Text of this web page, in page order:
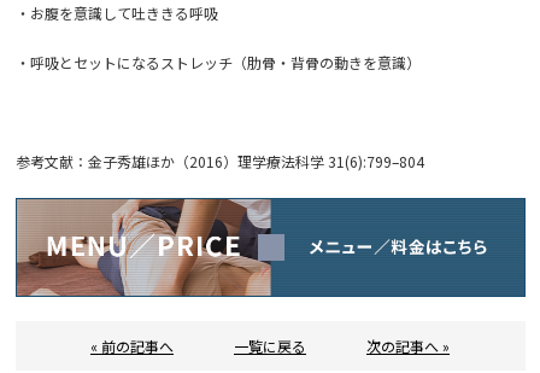
・お腹を意識して吐ききる呼吸
・呼吸とセットになるストレッチ（肋骨・背骨の動きを意識）
参考文献：金子秀雄ほか（2016）理学療法科学 31(6):799–804
« 前の記事へ 一覧に戻る 次の記事へ »